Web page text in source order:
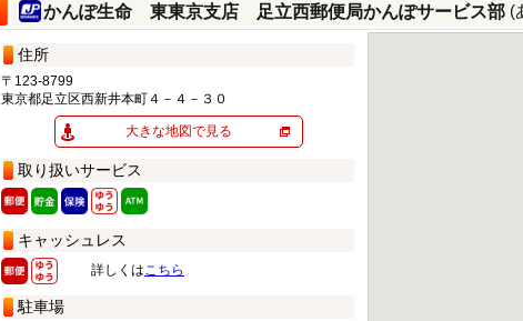
かんぽ生命 東東京支店 足立西郵便局かんぽサービス部 (
住所
〒123-8799
東京都足立区西新井本町４－４－３０
大きな地図で見る
取り扱いサービス
キャッシュレス
詳しくはこちら
駐車場